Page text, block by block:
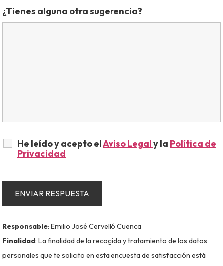
¿Tienes alguna otra sugerencia?
He leído y acepto elAviso Legaly la Política de
Privacidad
Responsable: Emilio José Cervelló Cuenca
Finalidad: La finalidad de la recogida y tratamiento de los datos
personales que te solicito en esta encuesta de satisfacción está